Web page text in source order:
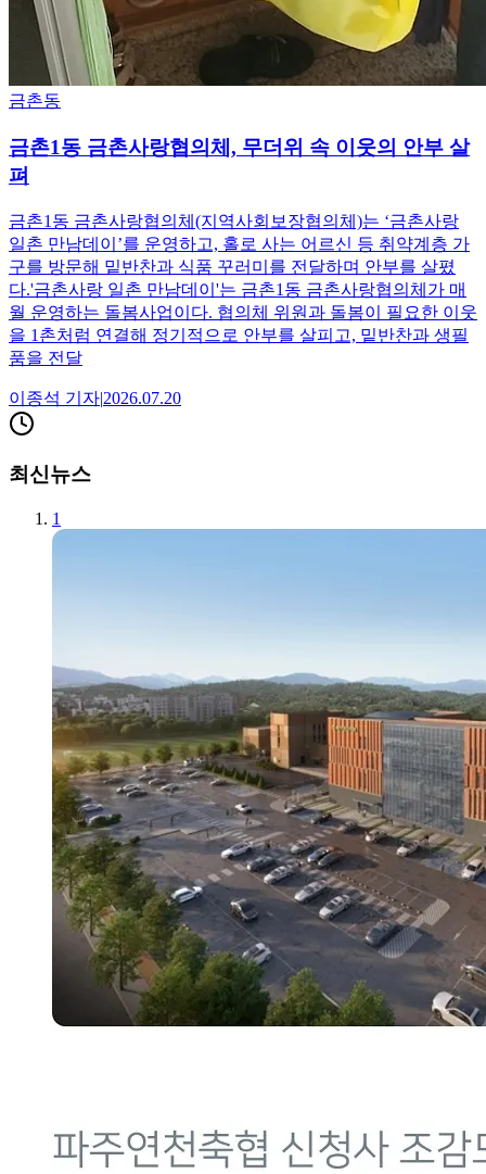
금촌동
금촌1동 금촌사랑협의체, 무더위 속 이웃의 안부 살
펴
금촌1동 금촌사랑협의체(지역사회보장협의체)는 ‘금촌사랑
일촌 만남데이’를 운영하고, 홀로 사는 어르신 등 취약계층 가
구를 방문해 밑반찬과 식품 꾸러미를 전달하며 안부를 살폈
다.'금촌사랑 일촌 만남데이'는 금촌1동 금촌사랑협의체가 매
월 운영하는 돌봄사업이다. 협의체 위원과 돌봄이 필요한 이웃
을 1촌처럼 연결해 정기적으로 안부를 살피고, 밑반찬과 생필
품을 전달
이종석 기자|2026.07.20
최신뉴스
1